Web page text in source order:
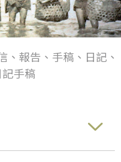
、報告、手稿、日記、
手稿